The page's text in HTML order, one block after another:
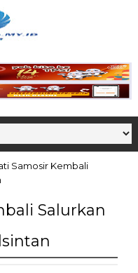
Samosir Kembali
Salurkan